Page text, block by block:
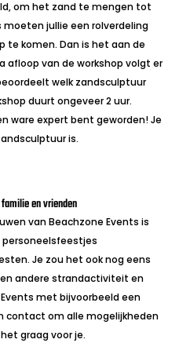
om het zand te mengen tot
jullie een rolverdeling
komen. Dan is het aan de
afloop van de workshop volgt er
welk zandsculptuur
duurt ongeveer 2 uur.
ware expert bent geworden! Je
is.
en vrienden
van Beachzone Events is
personeelsfeestjes
Je zou het ook nog eens
andere strandactiviteit en
met bijvoorbeeld een
contact om alle mogelijkheden
graag voor je.